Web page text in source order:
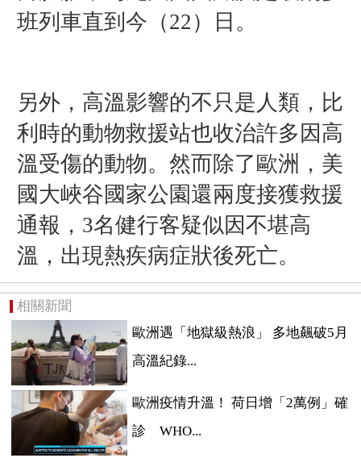
班列車直到今（22）日。
另外，高溫影響的不只是人類，比
利時的動物救援站也收治許多因高
溫受傷的動物。然而除了歐洲，美
國大峽谷國家公園還兩度接獲救援
通報， 3名健行客疑似因不堪高
溫， 出現熱疾病症狀後死亡。
相關新聞
歐洲遇「地獄級熱浪」 多地飆破5月
高溫紀錄...
歐洲疫情升溫！ 荷日增「2萬例」確
診 WHO...